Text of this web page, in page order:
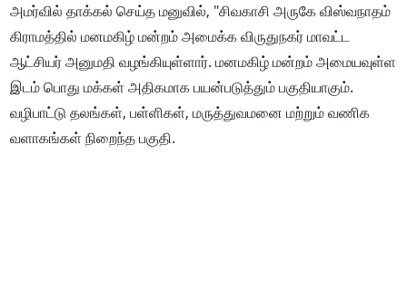
அமர்வில் தாக்கல் செய்த மனுவில், "சிவகாசி அருகே விஸ்வநாதம்
கிராமத்தில் மனமகிழ் மன்றம் அமைக்க விருதுநகர் மாவட்ட
ஆட்சியர் அனுமதி வழங்கியுள்ளார். மனமகிழ் மன்றம் அமையவுள்ள
இடம் பொது மக்கள் அதிகமாக பயன்படுத்தும் பகுதியாகும்.
வழிபாட்டு தலங்கள், பள்ளிகள், மருத்துவமனை மற்றும் வணிக
வளாகங்கள் நிறைந்த பகுதி.